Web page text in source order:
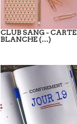
CLUB SANG - CARTE
BLANCHE (…)